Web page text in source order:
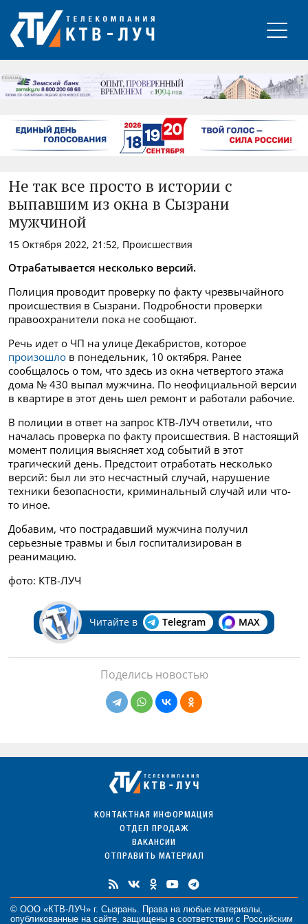
РЕКЛАМА
Не так все просто в истории с
выпавшим из окна в Сызрани
мужчиной
15 Октября 2022, 21:52, Происшествия
Отрабатывается несколько версий.
Полиция проводит проверку по факту чрезвычайного
происшествия в Сызрани. Подробности проверки
правоохранители пока не сообщают.
Речь идет о ЧП на улице Декабристов, которое
произошло в понедельник, 10 октября. Ранее
сообщалось о том, что здесь из окна четвертого этажа
дома № 430 выпал мужчина. По неофициальной версии
в квартире в этот день шел ремонт и работали рабочие.
В полиции в ответ на запрос КТВ-ЛУЧ ответили, что
началась проверка по факту происшествия. В настоящий
момент полиция выясняет ход событий в этот
трагический день. Предстоит отработать несколько
версий: был ли это несчастный случай, нарушение
техники безопасности, криминальный случай или что-
то иное.
Добавим, что пострадавший мужчина получил
серьезные травмы и был госпитализирован в
реанимацию.
фото: КТВ-ЛУЧ
Читайте в Telegram MAX
Поделись новостью
КОНТАКТНАЯ ИНФОРМАЦИЯ
ОТДЕЛ ПРОДАЖ
ВАКАНСИИ
ОТПРАВИТЬ МАТЕРИАЛ
© ООО «КТВ-ЛУЧ» г. Сызрань. Права на любые материалы
опубликованные на сайте, защищены в соответствии с Российским